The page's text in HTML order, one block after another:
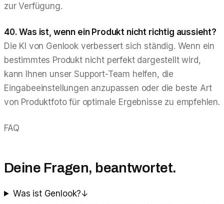
zur Verfügung.
40. Was ist, wenn ein Produkt nicht richtig aussieht?
Die KI von Genlook verbessert sich ständig. Wenn ein
bestimmtes Produkt nicht perfekt dargestellt wird,
kann Ihnen unser Support-Team helfen, die
Eingabeeinstellungen anzupassen oder die beste Art
von Produktfoto für optimale Ergebnisse zu empfehlen.
FAQ
Deine Fragen, beantwortet.
Was ist Genlook?↓